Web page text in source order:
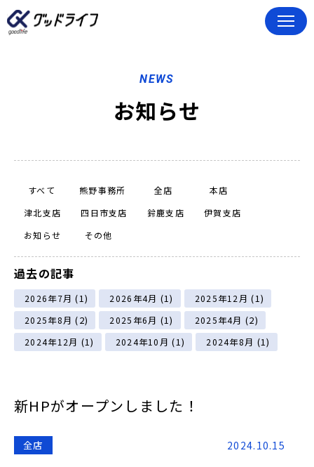
NEWS
お知らせ
すべて 熊野事務所 全店
本店
津北支店
四日市支店 鈴鹿支店
伊賀支店
お知らせ
その他
過去の記事
2026年7月 (1) 2026年4月 (1) 2025年12月 (1)
2025年8月 (2) 2025年6月 (1) 2025年4月 (2)
2024年12月 (1) 2024年10月 (1) 2024年8月 (1)
新HPがオープンしました！
全店 2024.10.15